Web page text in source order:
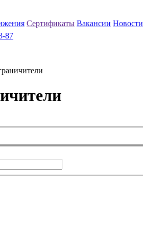
Сертификаты Вакансии Новости
87